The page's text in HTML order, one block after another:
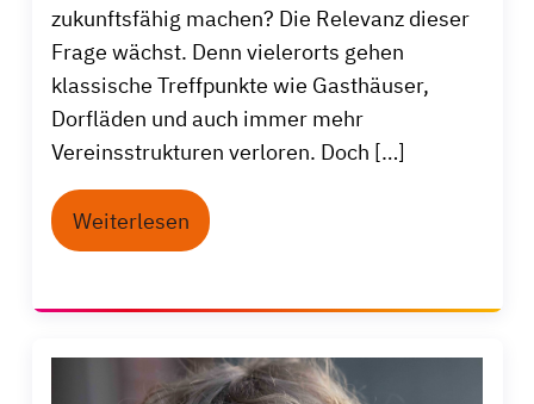
zukunftsfähig machen? Die Relevanz dieser
Frage wächst. Denn vielerorts gehen
klassische Treffpunkte wie Gasthäuser,
Dorfläden und auch immer mehr
Vereinsstrukturen verloren. Doch […]
Weiterlesen